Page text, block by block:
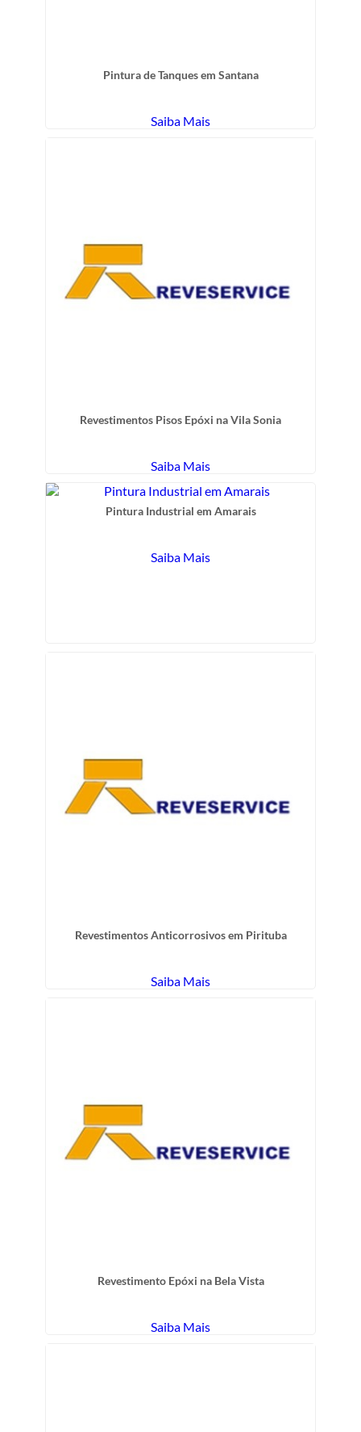
Pintura de Tanques em Santana
Saiba Mais
Revestimentos Pisos Epóxi na Vila Sonia
Saiba Mais
Pintura Industrial em Amarais
Saiba Mais
Revestimentos Anticorrosivos em Pirituba
Saiba Mais
Revestimento Epóxi na Bela Vista
Saiba Mais